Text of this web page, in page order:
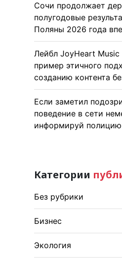
Сочи продолжает
полугодовые
Поляны 2026 года
Лейбл JoyHeart Music
пример этичного
созданию контента
Если заметил
поведение в сети
информируй полицию
Категории
Без рубрики
Бизнес
Экология